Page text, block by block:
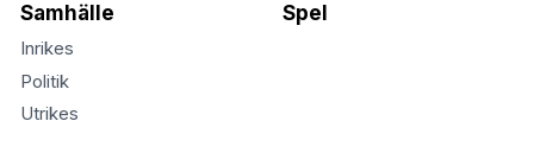
Samhälle
Inrikes
Politik
Utrikes
Spel